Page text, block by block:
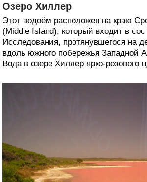
Озеро Хиллер
Этот водоём расположен на краю
(Middle Island), который входит в
Исследования, протянувшегося на
вдоль южного побережья Западной
Вода в озере Хиллер ярко-розового